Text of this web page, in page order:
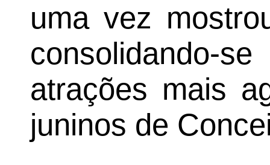
uma vez
atrações mais
juninos de